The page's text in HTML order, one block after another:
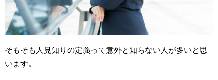
そもそも人見知りの定義って意外と知らない人が多いと思
います。